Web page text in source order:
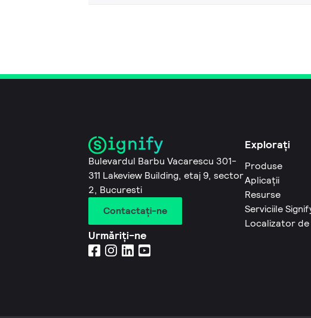
Bulevardul Barbu Vacarescu 301-
311 Lakeview Building, etaj 9, sector
2, Bucuresti
Contactaţi-ne
Urmăriți-ne
Explorați
Produse
Aplicații
Resurse
Serviciile
Localizator